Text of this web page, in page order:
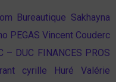
Bureautique Sakhayna
PEGAS Vincent Couderc
– DUC FINANCES PROS
cyrille Huré
Valérie